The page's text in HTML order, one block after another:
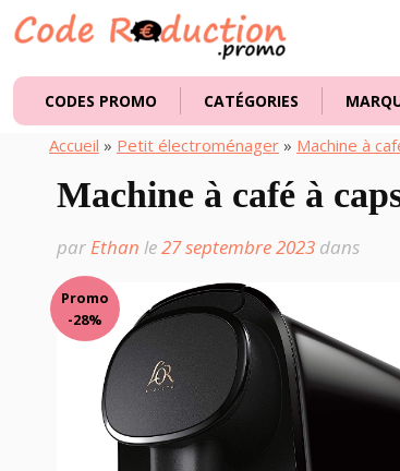
CODES PROMO CATÉGORIES
Accueil » Petit électroménager » Machine à
Machine à café à
parEthan le27 septembre 2023 dans
Promo
-28%